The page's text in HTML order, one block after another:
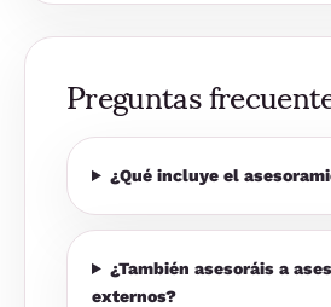
Preguntas
¿Qué incluye el
¿También asesoráis a
externos?